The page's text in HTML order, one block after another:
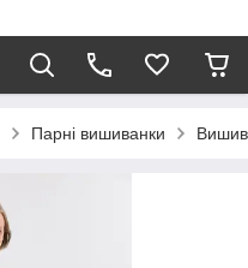
Парні вишиванки